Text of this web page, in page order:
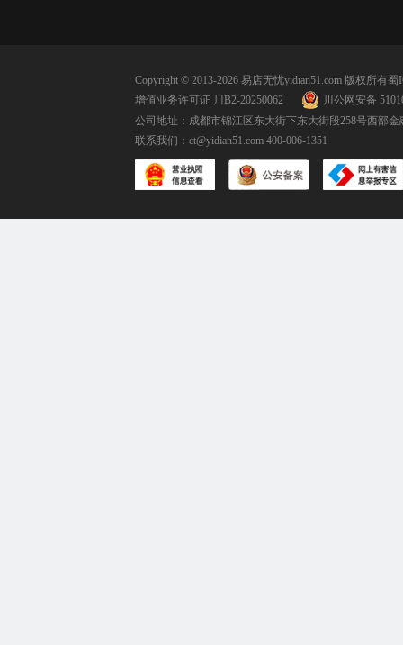
Copyright © 2013-2026 易店无忧yidian51.com 版权所有蜀
增值业务许可证 川B2-20250062
川公网安备
公司地址：成都市锦江区东大街下东大街段258号西部金
联系我们： ct@yidian51.com 400-006-1351